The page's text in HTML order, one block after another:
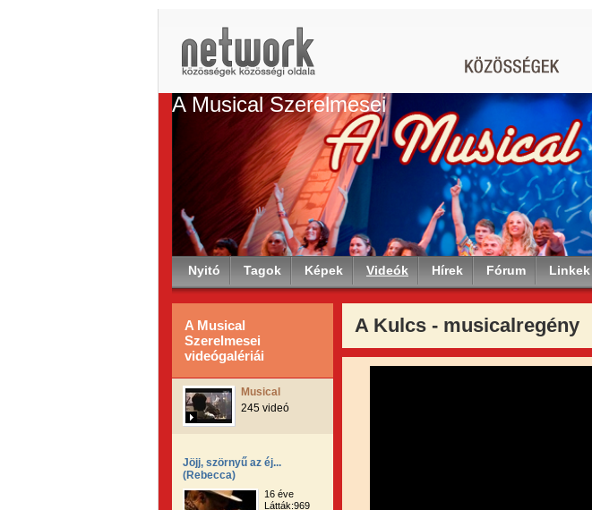
A Musical Szerelmesei
Nyitó Tagok Képek Videók Hírek Fórum Linkek
A Musical
Szerelmesei
videógalériái
Musical
245 videó
Jöjj, szörnyű az éj...
(Rebecca)
16 éve
Látták:969
A Kulcs - musicalregény